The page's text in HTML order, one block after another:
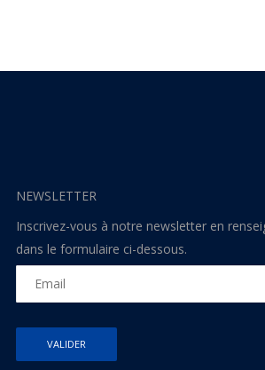
NEWSLETTER
Inscrivez-vous à notre newsletter en
dans le formulaire ci-dessous.